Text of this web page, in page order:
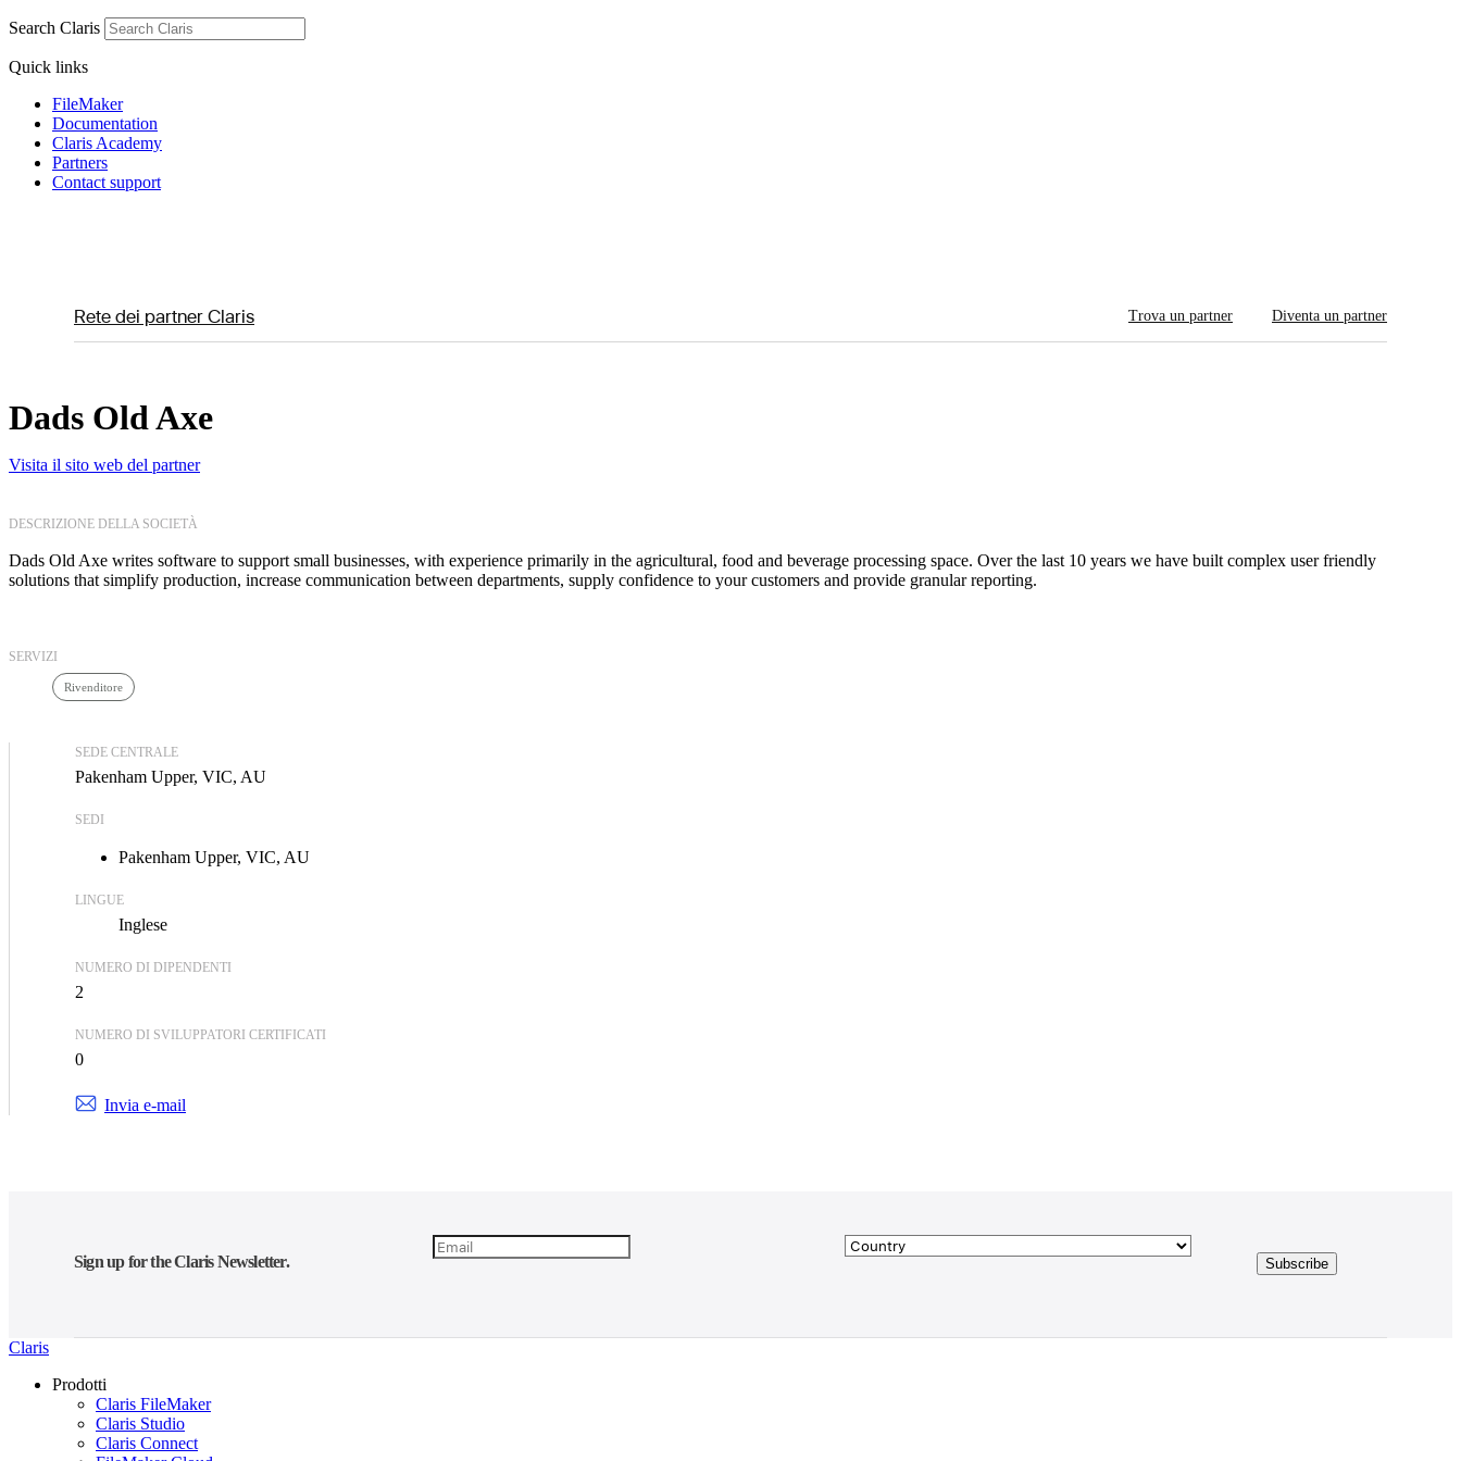
Search Claris
Quick links
FileMaker
Documentation
Claris Academy
Partners
Contact support
Rete dei partner Claris Trova un partner Diventa un partner
Dads Old Axe
Visita il sito web del partner
DESCRIZIONE DELLA SOCIETÀ
Dads Old Axe writes software to support small businesses, with experience primarily in the agricultural, food and beverage processing space. Over the last 10 years we have built complex user friendly
solutions that simplify production, increase communication between departments, supply confidence to your customers and provide granular reporting.
SERVIZI
Rivenditore
SEDE CENTRALE
Pakenham Upper, VIC, AU
SEDI
Pakenham Upper, VIC, AU
LINGUE
Inglese
NUMERO DI DIPENDENTI
2
NUMERO DI SVILUPPATORI CERTIFICATI
0
Invia e-mail
Sign up for the Claris Newsletter.
Claris
Prodotti
Claris FileMaker
Claris Studio
Claris Connect